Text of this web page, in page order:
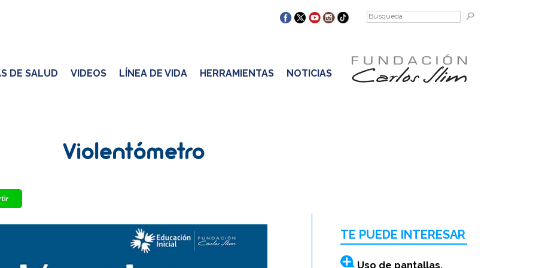
DE SALUD VIDEOS LÍNEA DE VIDA HERRAMIENTAS NOTICIAS
Violentómetro
TE PUEDE INTERESAR
Uso de pantallas,